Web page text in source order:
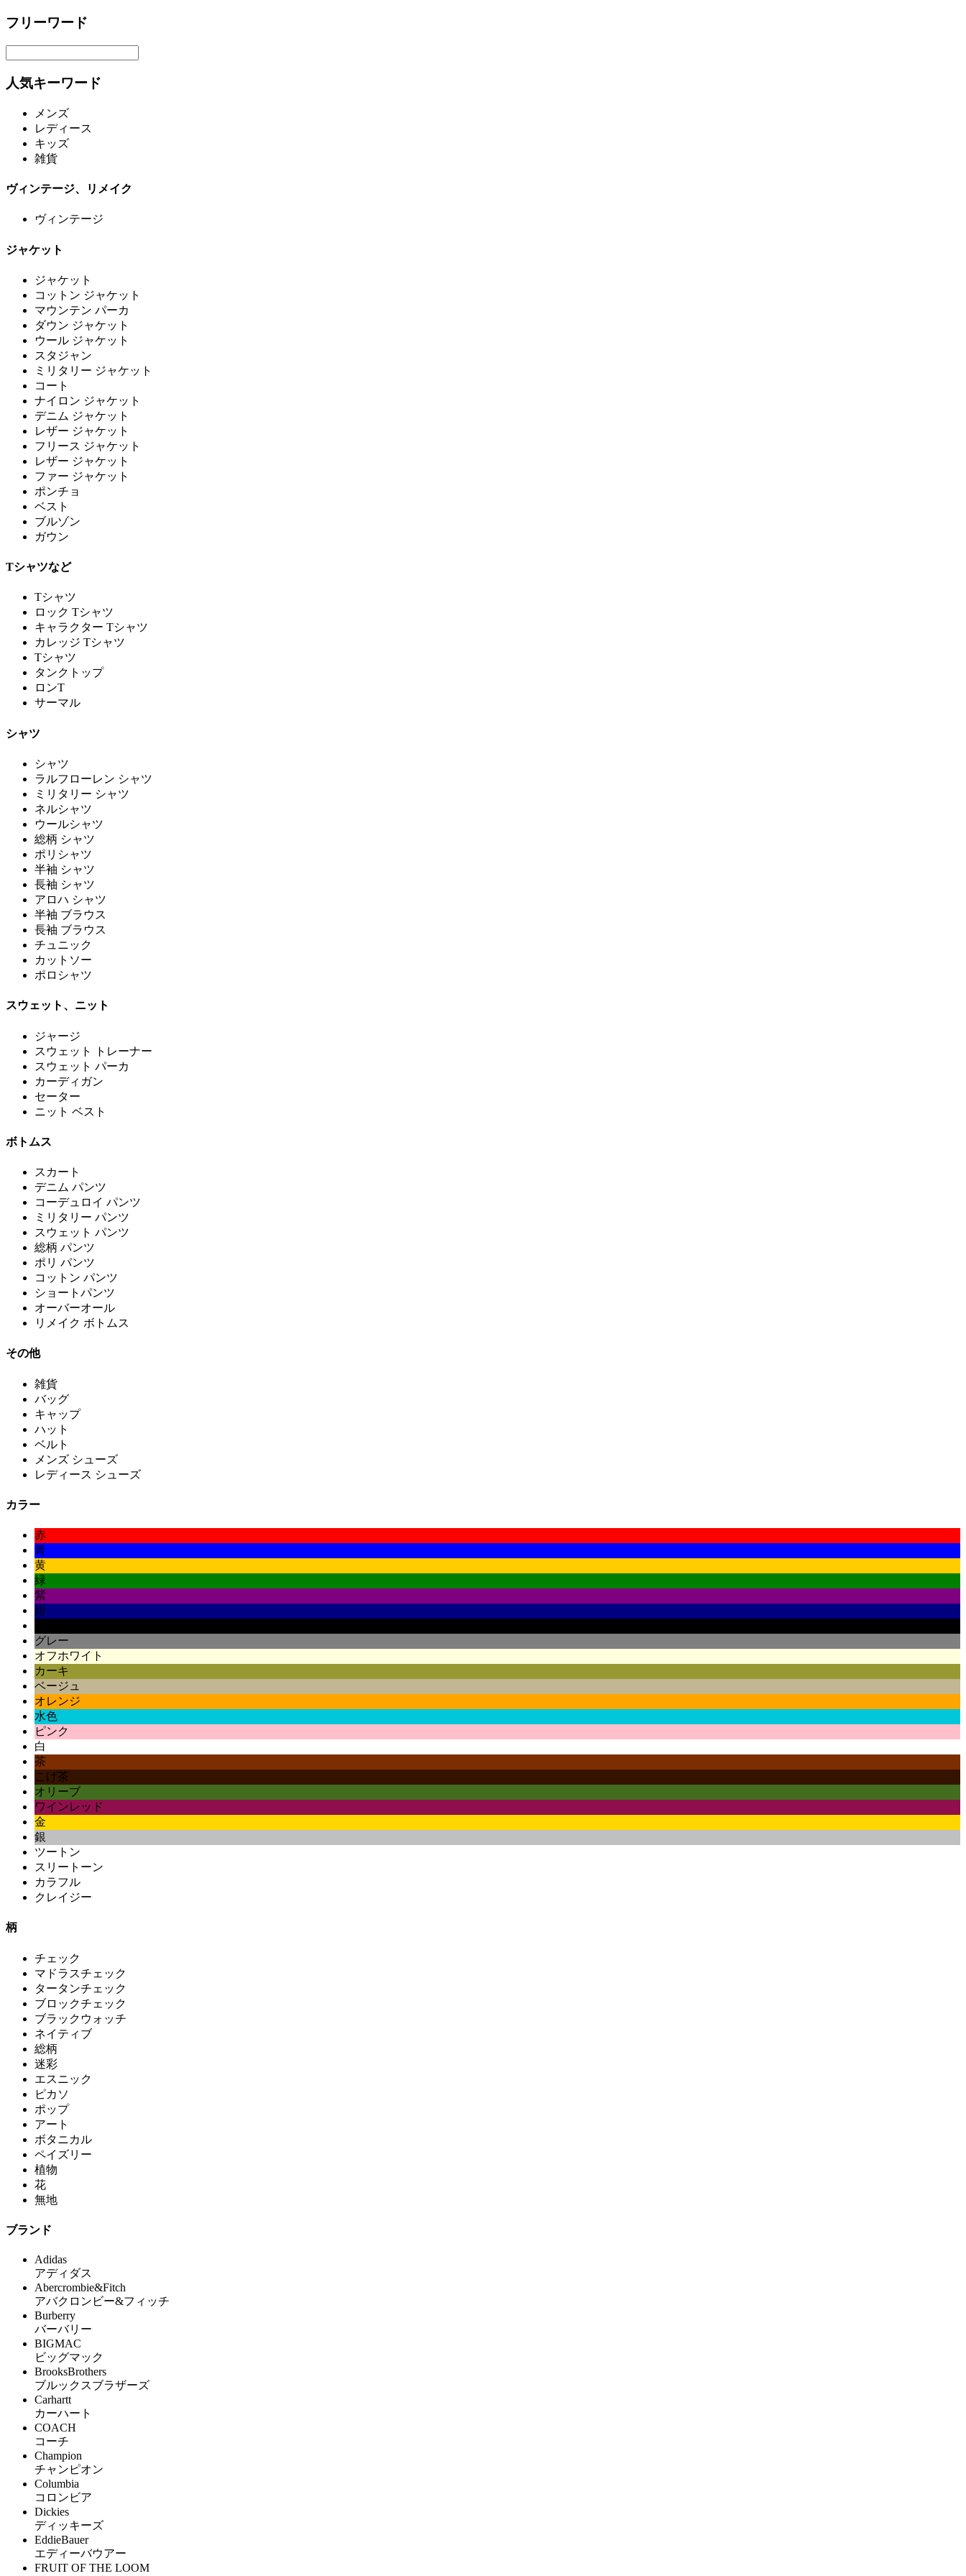
フリーワード
人気キーワード
メンズ
レディース
キッズ
雑貨
ヴィンテージ、リメイク
ヴィンテージ
ジャケット
ジャケット
コットン ジャケット
マウンテン パーカ
ダウン ジャケット
ウール ジャケット
スタジャン
ミリタリー ジャケット
コート
ナイロン ジャケット
デニム ジャケット
レザー ジャケット
フリース ジャケット
レザー ジャケット
ファー ジャケット
ポンチョ
ベスト
ブルゾン
ガウン
Tシャツなど
Tシャツ
ロック Tシャツ
キャラクター Tシャツ
カレッジ Tシャツ
Tシャツ
タンクトップ
ロンT
サーマル
シャツ
シャツ
ラルフローレン シャツ
ミリタリー シャツ
ネルシャツ
ウールシャツ
総柄 シャツ
ポリシャツ
半袖 シャツ
長袖 シャツ
アロハ シャツ
半袖 ブラウス
長袖 ブラウス
チュニック
カットソー
ポロシャツ
スウェット、ニット
ジャージ
スウェット トレーナー
スウェット パーカ
カーディガン
セーター
ニット ベスト
ボトムス
スカート
デニム パンツ
コーデュロイ パンツ
ミリタリー パンツ
スウェット パンツ
総柄 パンツ
ポリ パンツ
コットン パンツ
ショートパンツ
オーバーオール
リメイク ボトムス
その他
雑貨
バッグ
キャップ
ハット
ベルト
メンズ シューズ
レディース シューズ
カラー
赤
青
黄
緑
紫
紺
グレー
オフホワイト
カーキ
ベージュ
オレンジ
水色
ピンク
白
茶
こげ茶
オリーブ
ワインレッド
金
銀
ツートン
スリートーン
カラフル
クレイジー
柄
チェック
マドラスチェック
タータンチェック
ブロックチェック
ブラックウォッチ
ネイティブ
総柄
迷彩
エスニック
ピカソ
ポップ
アート
ボタニカル
ペイズリー
植物
花
無地
ブランド
Adidas
アディダス
Abercrombie&Fitch
アバクロンビー&フィッチ
Burberry
バーバリー
BIGMAC
ビッグマック
BrooksBrothers
ブルックスブラザーズ
Carhartt
カーハート
COACH
コーチ
Champion
チャンピオン
Columbia
コロンビア
Dickies
ディッキーズ
EddieBauer
エディーバウアー
FRUIT OF THE LOOM